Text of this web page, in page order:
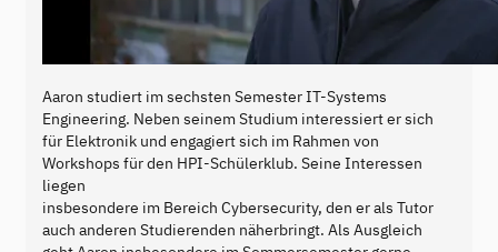
Aaron studiert im sechsten Semester IT-Systems
Engineering. Neben seinem Studium interessiert er sich
für Elektronik und engagiert sich im Rahmen von
Workshops für den HPI-Schülerklub. Seine Interessen
liegen
insbesondere im Bereich Cybersecurity, den er als Tutor
auch anderen Studierenden näherbringt. Als Ausgleich